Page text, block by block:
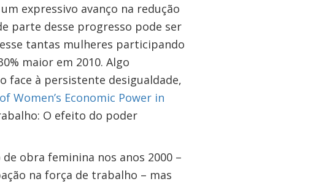
expressivo avanço na redução
parte desse progresso pode ser
tantas mulheres participando
maior em 2010. Algo
face à persistente desigualdade,
Women’s Economic Power in
O efeito do poder
obra feminina nos anos 2000 –
na força de trabalho – mas